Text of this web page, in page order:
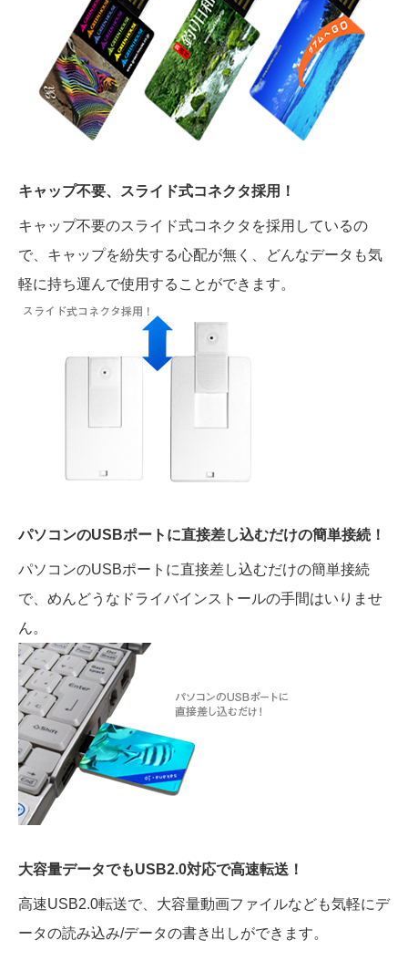
キャップ不要、スライド式コネクタ採用！
キャップ不要のスライド式コネクタを採用しているの
で、キャップを紛失する心配が無く、どんなデータも気
軽に持ち運んで使用することができます。
パソコンのUSBポートに直接差し込むだけの簡単接続！
パソコンのUSBポートに直接差し込むだけの簡単接続
で、めんどうなドライバインストールの手間はいりませ
ん。
大容量データでもUSB2.0対応で高速転送！
高速USB2.0転送で、大容量動画ファイルなども気軽にデ
ータの読み込み/データの書き出しができます。